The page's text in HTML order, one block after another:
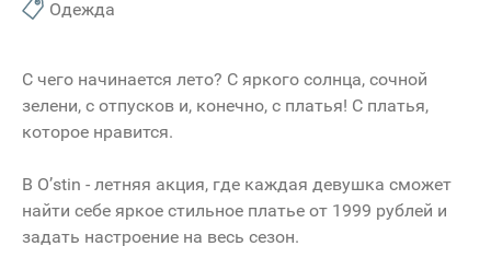
Одежда
С чего начинается лето? С яркого солнца, сочной
зелени, с отпусков и, конечно, с платья! С платья,
которое нравится.
В О’stin - летняя акция, где каждая девушка сможет
найти себе яркое стильное платье от 1999 рублей и
задать настроение на весь сезон.